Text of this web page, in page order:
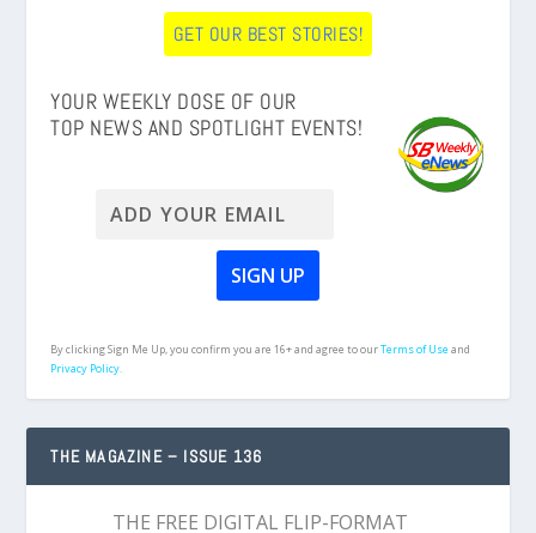
GET OUR BEST STORIES!
YOUR WEEKLY DOSE OF OUR
TOP NEWS AND SPOTLIGHT EVENTS!
By clicking Sign Me Up, you confirm you are 16+ and agree to ourTerms of Useand
Privacy Policy.
THE MAGAZINE – ISSUE 136
THE FREE DIGITAL FLIP-FORMAT